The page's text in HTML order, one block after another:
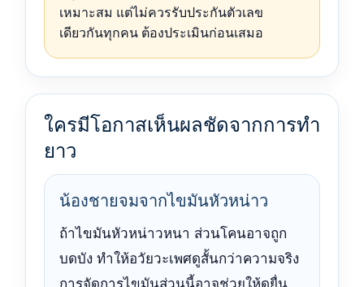
เหมาะสม แต่ไม่ควรรับประกันตัวเลข
เดียวกันทุกคน ต้องประเมินก่อนเสมอ
ใครมีโอกาสเห็นผลชัดจากการทำ
ยาว
น้องชายจมจากไขมันหัวหน่าว
ถ้าไขมันหัวหน่าวหนา ส่วนโคนอาจถูก
บดบัง ทำให้อวัยวะเพศดูสั้นกว่าความจริง